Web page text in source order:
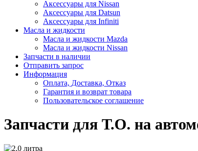
Аксессуары для Nissan
Аксессуары для Datsun
Аксессуары для Infiniti
Масла и жидкости
Масла и жидкости Mazda
Масла и жидкости Nissan
Запчасти в наличии
Отправить запрос
Информация
Оплата, Доставка, Отказ
Гарантия и возврат товара
Пользовательское соглашение
Запчасти для Т.О. на